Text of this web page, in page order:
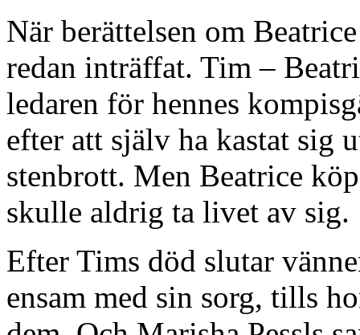
När berättelsen om
redan inträffat. Tim –
ledaren för hennes
efter att själv ha kastat sig
stenbrott. Men Beatrice
skulle aldrig ta livet av sig.
Efter Tims död slutar
ensam med sin sorg, tills